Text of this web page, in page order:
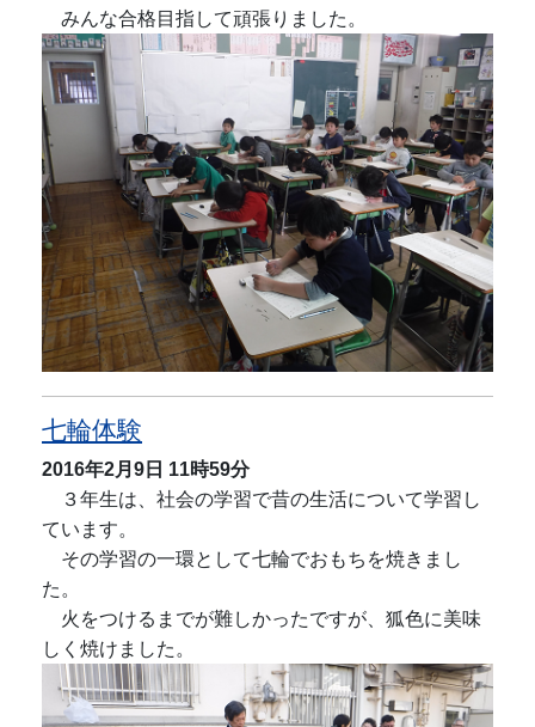
みんな合格目指して頑張りました。
七輪体験
2016年2月9日 11時59分
３年生は、社会の学習で昔の生活について学習し
ています。
その学習の一環として七輪でおもちを焼きまし
た。
火をつけるまでが難しかったですが、狐色に美味
しく焼けました。